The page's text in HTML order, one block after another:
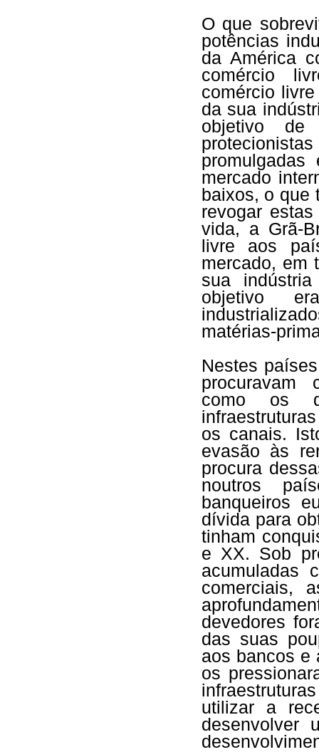
O que
potências
da América
comércio
comércio
da sua
objetivo
mercado
baixos, o que
revogar
vida, a Grã-
livre aos
mercado, em
sua
objetivo
matérias-
Nestes
procuravam
como os
os canais.
evasão às
procura
noutros
banqueiros
dívida para
tinham
e XX. Sob
acumuladas
comerciais,
devedores
das suas
aos bancos e
os
utilizar a
desenvolver